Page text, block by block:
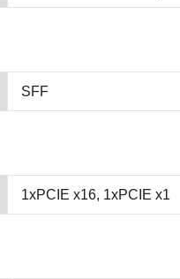
SFF
1xPCIE x16, 1xPCIE x1